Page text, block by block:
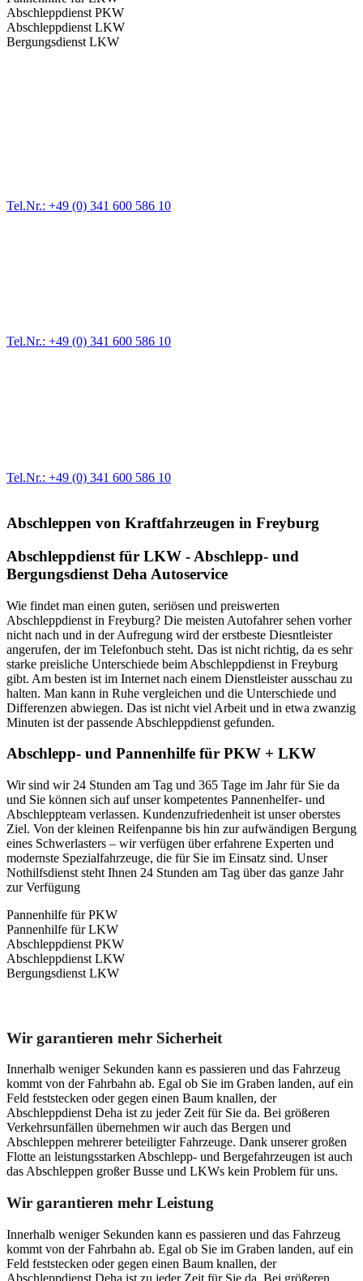
Abschleppdienst PKW
Abschleppdienst LKW
Bergungsdienst LKW
Tel.Nr.: +49 (0) 341 600 586 10
Tel.Nr.: +49 (0) 341 600 586 10
Tel.Nr.: +49 (0) 341 600 586 10
Abschleppen von Kraftfahrzeugen in​ Freyburg
Abschleppdienst für LKW - Abschlepp- und
Bergungsdienst Deha Autoservice
Wie findet man einen guten, seriösen und preiswerten
Abschleppdienst in Freyburg? Die meisten Autofahrer sehen vorher
nicht nach und in der Aufregung wird der erstbeste Diesntleister
angerufen, der im Telefonbuch steht. Das ist nicht richtig, da es sehr
starke preisliche Unterschiede beim Abschleppdienst in Freyburg
gibt. Am besten ist im Internet nach einem Dienstleister ausschau zu
halten. Man kann in Ruhe vergleichen und die Unterschiede und
Differenzen abwiegen. Das ist nicht viel Arbeit und in etwa zwanzig
Minuten ist der passende Abschleppdienst gefunden.
Abschlepp- und Pannenhilfe für PKW + LKW
Wir sind wir 24 Stunden am Tag und 365 Tage im Jahr für Sie da
und Sie können sich auf unser kompetentes Pannenhelfer- und
Abschleppteam verlassen. Kundenzufriedenheit ist unser oberstes
Ziel. Von der kleinen Reifenpanne bis hin zur aufwändigen Bergung
eines Schwerlasters – wir verfügen über erfahrene Experten und
modernste Spezialfahrzeuge, die für Sie im Einsatz sind. Unser
Nothilfsdienst steht Ihnen 24 Stunden am Tag über das ganze Jahr
zur Verfügung
Pannenhilfe für PKW
Pannenhilfe für LKW
Abschleppdienst PKW
Abschleppdienst LKW
Bergungsdienst LKW
Wir garantieren mehr Sicherheit
Innerhalb weniger Sekunden kann es passieren und das Fahrzeug
kommt von der Fahrbahn ab. Egal ob Sie im Graben landen, auf ein
Feld feststecken oder gegen einen Baum knallen, der
Abschleppdienst Deha ist zu jeder Zeit für Sie da. Bei größeren
Verkehrsunfällen übernehmen wir auch das Bergen und
Abschleppen mehrerer beteiligter Fahrzeuge. Dank unserer großen
Flotte an leistungsstarken Abschlepp- und Bergefahrzeugen ist auch
das Abschleppen großer Busse und LKWs kein Problem für uns.
Wir garantieren mehr Leistung
Innerhalb weniger Sekunden kann es passieren und das Fahrzeug
kommt von der Fahrbahn ab. Egal ob Sie im Graben landen, auf ein
Feld feststecken oder gegen einen Baum knallen, der
Abschleppdienst Deha ist zu jeder Zeit für Sie da. Bei größeren